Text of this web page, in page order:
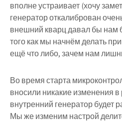
вполне устраивает (хочу
генератор откалиброван
внешний кварц давал бы нам
того как мы начнём делать
ещё что либо, зачем нам
Во время старта
вносили никакие изменения
внутренний генератор будет
Мы же изменим настрой